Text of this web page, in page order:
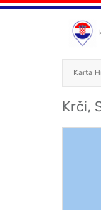
Karta
Krči,